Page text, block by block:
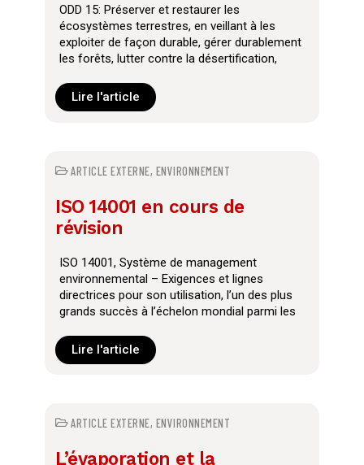
ODD 15: Préserver et restaurer les
écosystèmes terrestres, en veillant à les
exploiter de façon durable, gérer durablement
les forêts, lutter contre la désertification,
dégradation des terres et mettre fin à
l’appauvrissement de la biodiversité
Lire l'article
ARTICLE EXTERNE, ENVIRONNEMENT
ISO 14001 en cours de
révision
ISO 14001, Système de management
environnemental – Exigences et lignes
directrices pour son utilisation, l’un des plus
grands succès à l’échelon mondial parmi les
prochainement faire l’objet d’une deuxième
révision. L’objectif : garantir, pour les deux
utilisateurs certifiés dans 155 pays.
Lire l'article
ARTICLE EXTERNE, ENVIRONNEMENT
L’évaporation et la